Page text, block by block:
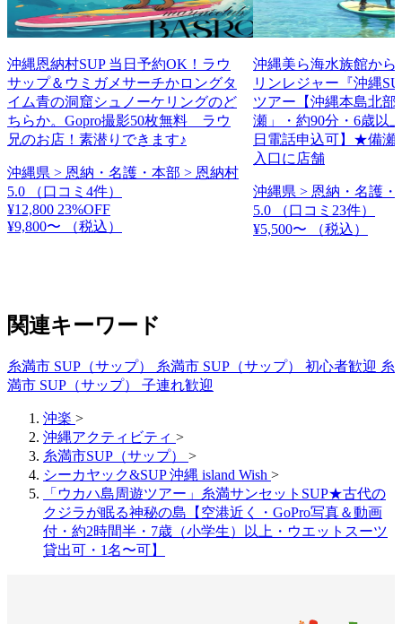
沖縄恩納村SUP 当日予約OK！ラウ
サップ＆ウミガメサーチかロングタ
イム青の洞窟シュノーケリングのど
ちらか。Gopro撮影50枚無料 ラウ
兄のお店！素潜りできます♪
沖縄県 > 恩納・名護・本部 > 恩納村
5.0
（口コミ4件）
¥12,800 23%OFF
¥9,800〜
（税込）
沖縄美ら海水族館から
リンレジャー『沖縄
ツアー【沖縄本島北部
瀬」・約90分・6歳以
日電話申込可】★備瀬
入口に店舗
沖縄県 > 恩納・名護・
5.0
（口コミ23件）
¥5,500〜
（税込）
関連キーワード
糸満市 SUP（サップ） 糸満市 SUP（サップ） 初心者歓迎 糸
満市 SUP（サップ） 子連れ歓迎
沖楽 >
沖縄アクティビティ >
糸満市SUP（サップ） >
シーカヤック&SUP 沖縄 island Wish >
「ウカハ島周遊ツアー」糸満サンセットSUP★古代の
クジラが眠る神秘の島【空港近く・GoPro写真＆動画
付・約2時間半・7歳（小学生）以上・ウエットスーツ
貸出可・1名〜可】